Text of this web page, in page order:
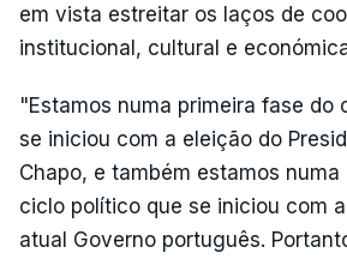
em vista estreitar os laços de
institucional, cultural e
"Estamos numa primeira fase do
se iniciou com a eleição do
Chapo, e também estamos
ciclo político que se iniciou com
atual Governo português.